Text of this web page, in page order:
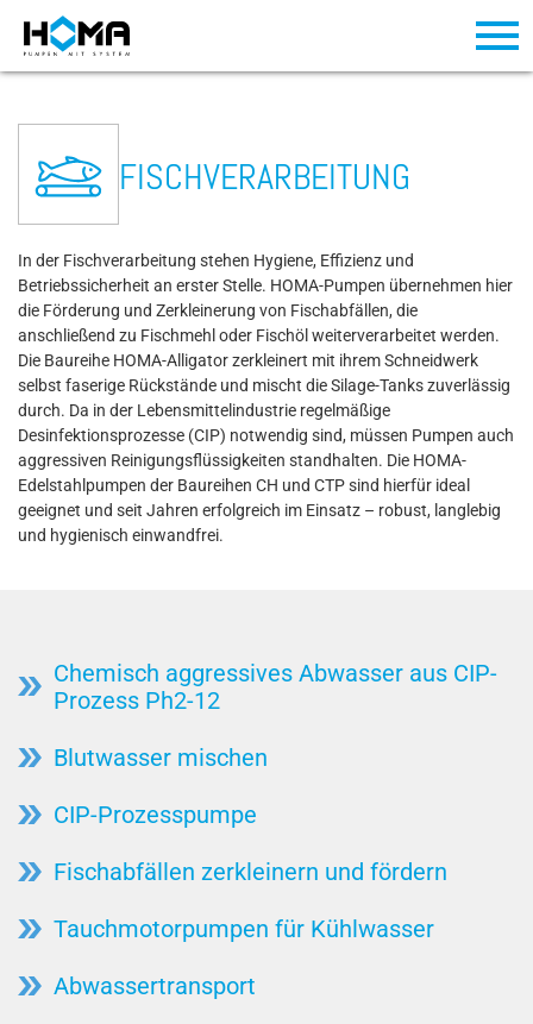
FISCHVERARBEITUNG
In der Fischverarbeitung stehen Hygiene, Effizienz und
Betriebssicherheit an erster Stelle. HOMA-Pumpen übernehmen hier
die Förderung und Zerkleinerung von Fischabfällen, die
anschließend zu Fischmehl oder Fischöl weiterverarbeitet werden.
Die Baureihe HOMA-Alligator zerkleinert mit ihrem Schneidwerk
selbst faserige Rückstände und mischt die Silage-Tanks zuverlässig
durch. Da in der Lebensmittelindustrie regelmäßige
Desinfektionsprozesse (CIP) notwendig sind, müssen Pumpen auch
aggressiven Reinigungsflüssigkeiten standhalten. Die HOMA-
Edelstahlpumpen der Baureihen CH und CTP sind hierfür ideal
geeignet und seit Jahren erfolgreich im Einsatz – robust, langlebig
und hygienisch einwandfrei.
Chemisch aggressives Abwasser aus CIP-
Prozess Ph2-12
Blutwasser mischen
CIP-Prozesspumpe
Fischabfällen zerkleinern und fördern
Tauchmotorpumpen für Kühlwasser
Abwassertransport